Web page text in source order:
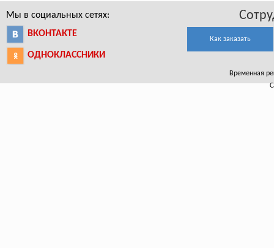
Мы в социальных сетях:
ВКОНТАКТЕ
ОДНОКЛАССНИКИ
Как заказать
Временная